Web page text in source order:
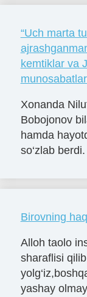
“Uch marta
kemtiklar va
Xonanda
Bobojonov
hamda
so‘zlab
Birovning
Alloh taolo
sharaflisi
yashay